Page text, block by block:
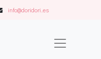
info@doridori..es